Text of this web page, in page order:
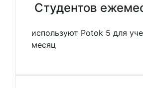
Студентов
используют Potok 5 для
месяц